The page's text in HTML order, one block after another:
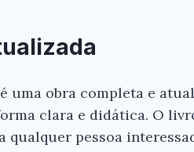
uma obra completa e
clara e didática. O
pessoa